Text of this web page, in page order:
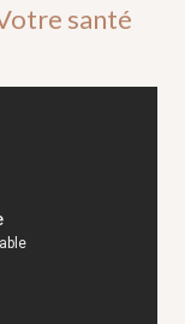
santé